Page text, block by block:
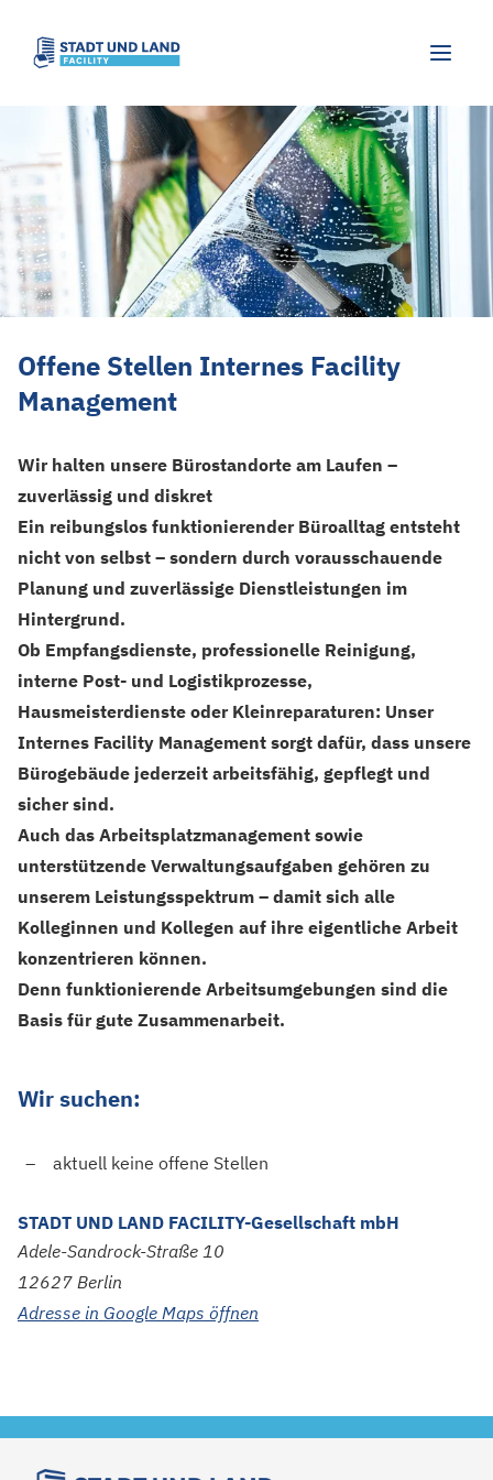
Offene Stellen Internes Facility
Offene Stellen Internes Facility
Management
Wir halten unsere Bürostandorte am Laufen –
zuverlässig und diskret
Ein reibungslos funktionierender Büroalltag entsteht
nicht von selbst – sondern durch vorausschauende
Planung und zuverlässige Dienstleistungen im
Hintergrund.
Ob Empfangsdienste, professionelle Reinigung,
interne Post- und Logistikprozesse,
Hausmeisterdienste oder Kleinreparaturen: Unser
Internes Facility Management sorgt dafür, dass unsere
Bürogebäude jederzeit arbeitsfähig, gepflegt und
sicher sind.
Auch das Arbeitsplatzmanagement sowie
unterstützende Verwaltungsaufgaben gehören zu
unserem Leistungsspektrum – damit sich alle
Kolleginnen und Kollegen auf ihre eigentliche Arbeit
konzentrieren können.
Denn funktionierende Arbeitsumgebungen sind die
Basis für gute Zusammenarbeit.
Wir suchen:
aktuell keine offene Stellen
STADT UND LAND FACILITY-Gesellschaft mbH
Adele-Sandrock-Straße 10
12627 Berlin
Adresse in Google Maps öffnen